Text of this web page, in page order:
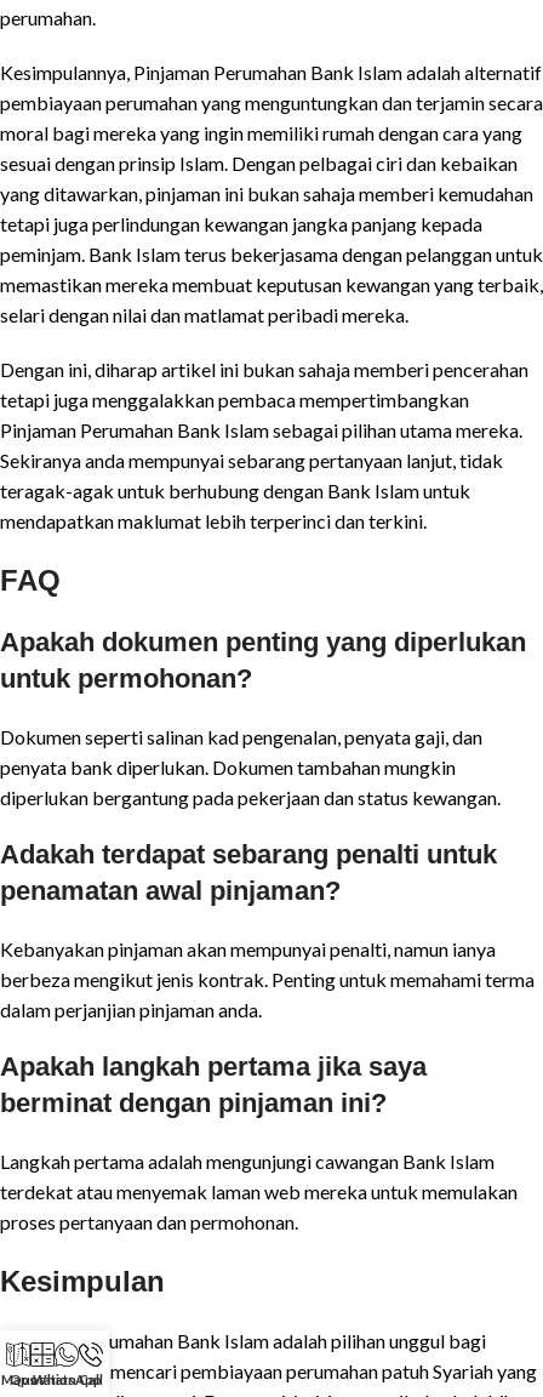
perumahan.
Kesimpulannya, Pinjaman Perumahan Bank Islam adalah alternatif
pembiayaan perumahan yang menguntungkan dan terjamin secara
moral bagi mereka yang ingin memiliki rumah dengan cara yang
sesuai dengan prinsip Islam. Dengan pelbagai ciri dan kebaikan
yang ditawarkan, pinjaman ini bukan sahaja memberi kemudahan
tetapi juga perlindungan kewangan jangka panjang kepada
peminjam. Bank Islam terus bekerjasama dengan pelanggan untuk
memastikan mereka membuat keputusan kewangan yang terbaik,
selari dengan nilai dan matlamat peribadi mereka.
Dengan ini, diharap artikel ini bukan sahaja memberi pencerahan
tetapi juga menggalakkan pembaca mempertimbangkan
Pinjaman Perumahan Bank Islam sebagai pilihan utama mereka.
Sekiranya anda mempunyai sebarang pertanyaan lanjut, tidak
teragak-agak untuk berhubung dengan Bank Islam untuk
mendapatkan maklumat lebih terperinci dan terkini.
FAQ
Apakah dokumen penting yang diperlukan
untuk permohonan?
Dokumen seperti salinan kad pengenalan, penyata gaji, dan
penyata bank diperlukan. Dokumen tambahan mungkin
diperlukan bergantung pada pekerjaan dan status kewangan.
Adakah terdapat sebarang penalti untuk
penamatan awal pinjaman?
Kebanyakan pinjaman akan mempunyai penalti, namun ianya
berbeza mengikut jenis kontrak. Penting untuk memahami terma
dalam perjanjian pinjaman anda.
Apakah langkah pertama jika saya
berminat dengan pinjaman ini?
Langkah pertama adalah mengunjungi cawangan Bank Islam
terdekat atau menyemak laman web mereka untuk memulakan
proses pertanyaan dan permohonan.
Kesimpulan
Pinjaman Perumahan Bank Islam adalah pilihan unggul bagi
mereka yang mencari pembiayaan perumahan patuh Syariah yang
Maps
Quotation
WhatsApp
Call